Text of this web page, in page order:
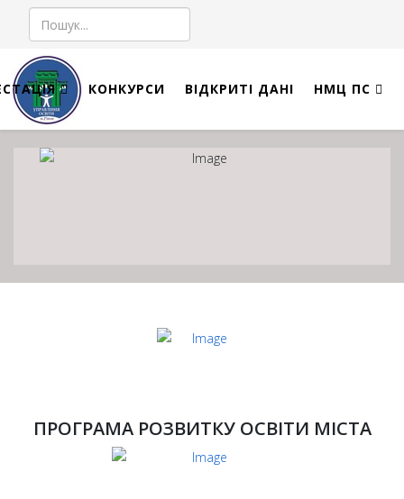
Пошук
КОНКУРСИ ВІДКРИТІ ДАНІ НМЦ ПС
ПРОГРАМА РОЗВИТКУ ОСВІТИ МІСТА